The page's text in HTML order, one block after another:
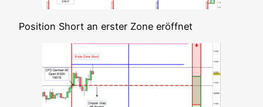
Posi­ti­on Short an ers­ter Zone eröffnet